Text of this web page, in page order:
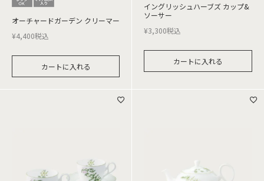
オーチャードガーデン クリーマー
¥4,400税込
カートに入れる
イングリッシュハーブズ カップ&
ソーサー
¥3,300税込
カートに入れる